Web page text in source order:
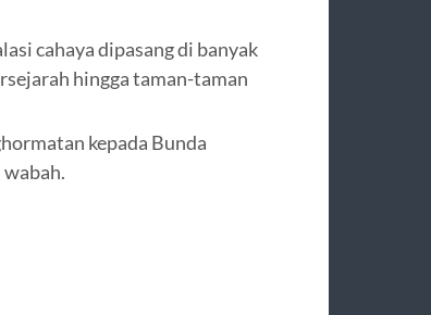
cahaya dipasang di banyak
hingga taman-taman
kepada Bunda